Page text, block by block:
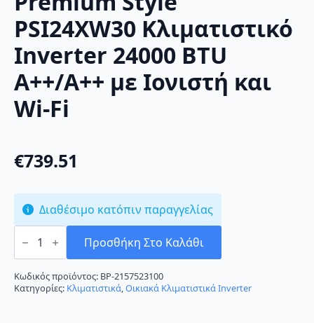
PSI24XW30 Κλιματιστικό
Inverter 24000 BTU
A++/A++ με Ιονιστή και
Wi-Fi
€739.51
Διαθέσιμο κατόπιν παραγγελίας
Pitsos
New
Premium
Style
PSI24XW30
Κλιματιστικό
Προσθήκη Στο Καλάθι
Κωδικός προϊόντος: BP-2157523100
Κατηγορίες: Κλιματιστικά,Οικιακά Κλιματιστικά Inverter